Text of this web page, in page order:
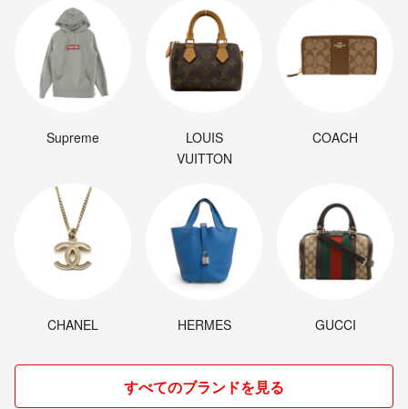
Supreme
LOUIS
VUITTON
COACH
CHANEL HERMES GUCCI
すべてのブランドを見る